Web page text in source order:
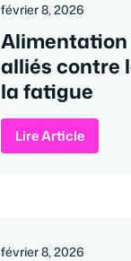
février 8, 2026
Alimentation
alliés contre
la fatigue
Lire Article
février 8, 2026